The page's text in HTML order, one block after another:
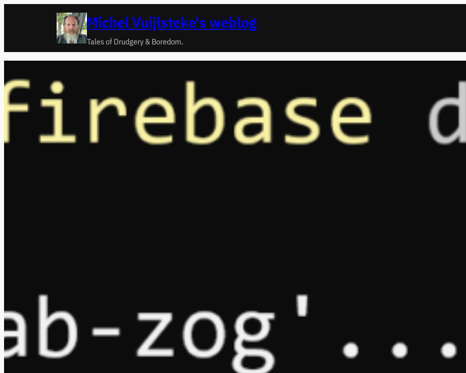
Michel Vuijlsteke's weblog
Tales of Drudgery & Boredom.